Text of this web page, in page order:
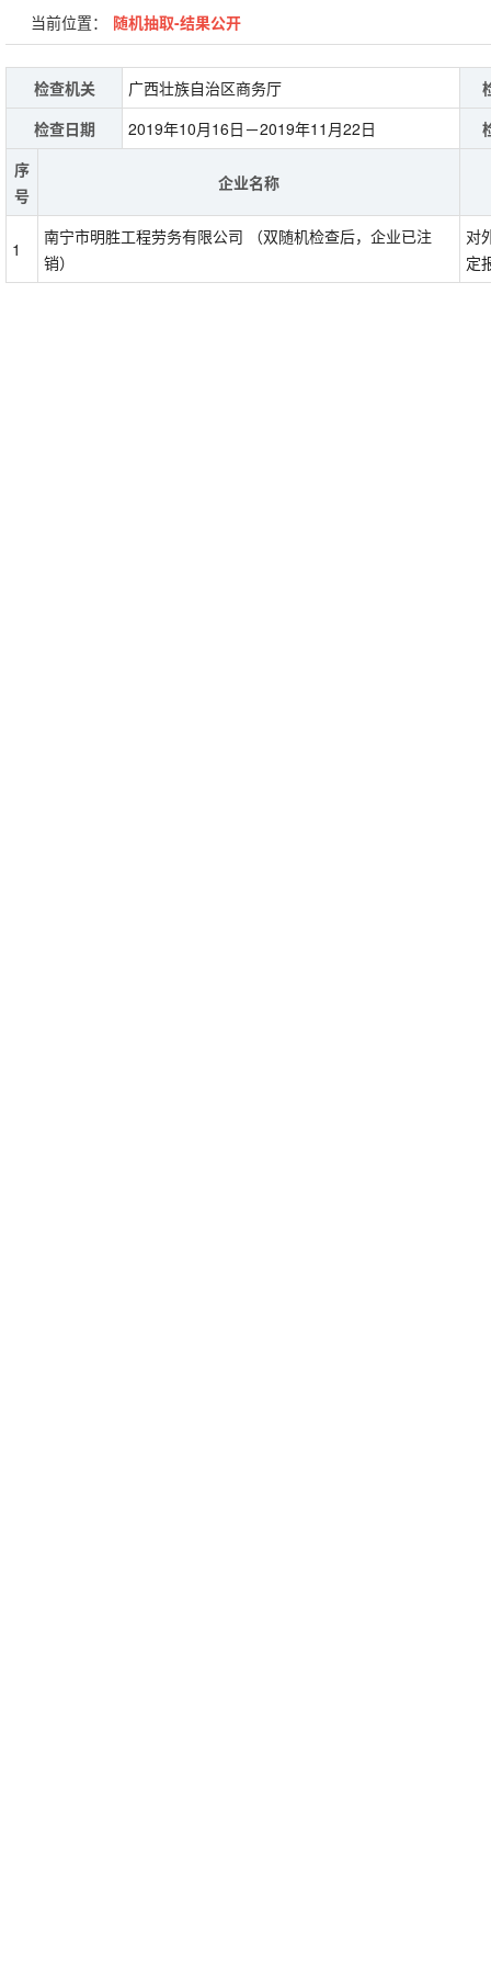
当前位置： 随机抽取-结果公开
检查机关 广西壮族自治区商务厅
检查日期
2019年10月16日－2019年11月22日
序
号
企业名称
1
南宁市明胜工程劳务有限公司 （双随机检查后，企业已注
销）
对
定